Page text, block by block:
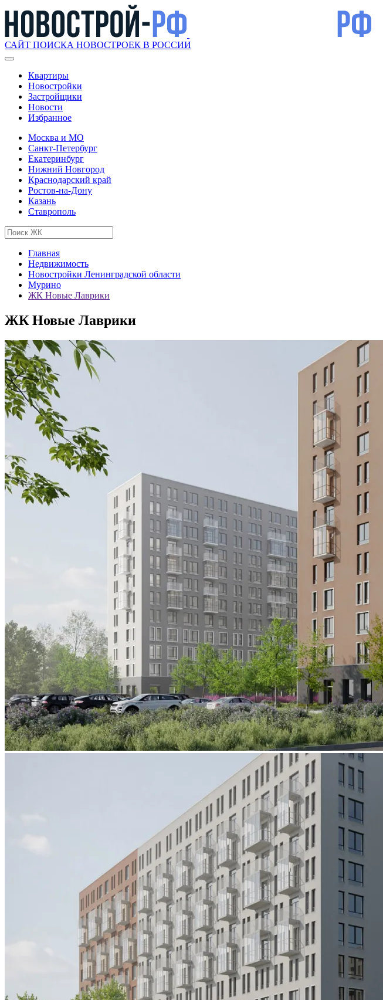
САЙТ ПОИСКА НОВОСТРОЕК В РОССИИ
Квартиры
Новостройки
Застройщики
Новости
Избранное
Москва и МО
Санкт-Петербург
Екатеринбург
Нижний Новгород
Краснодарский край
Ростов-на-Дону
Казань
Ставрополь
Главная
Недвижимость
Новостройки Ленинградской области
Мурино
ЖК Новые Лаврики
ЖК Новые Лаврики